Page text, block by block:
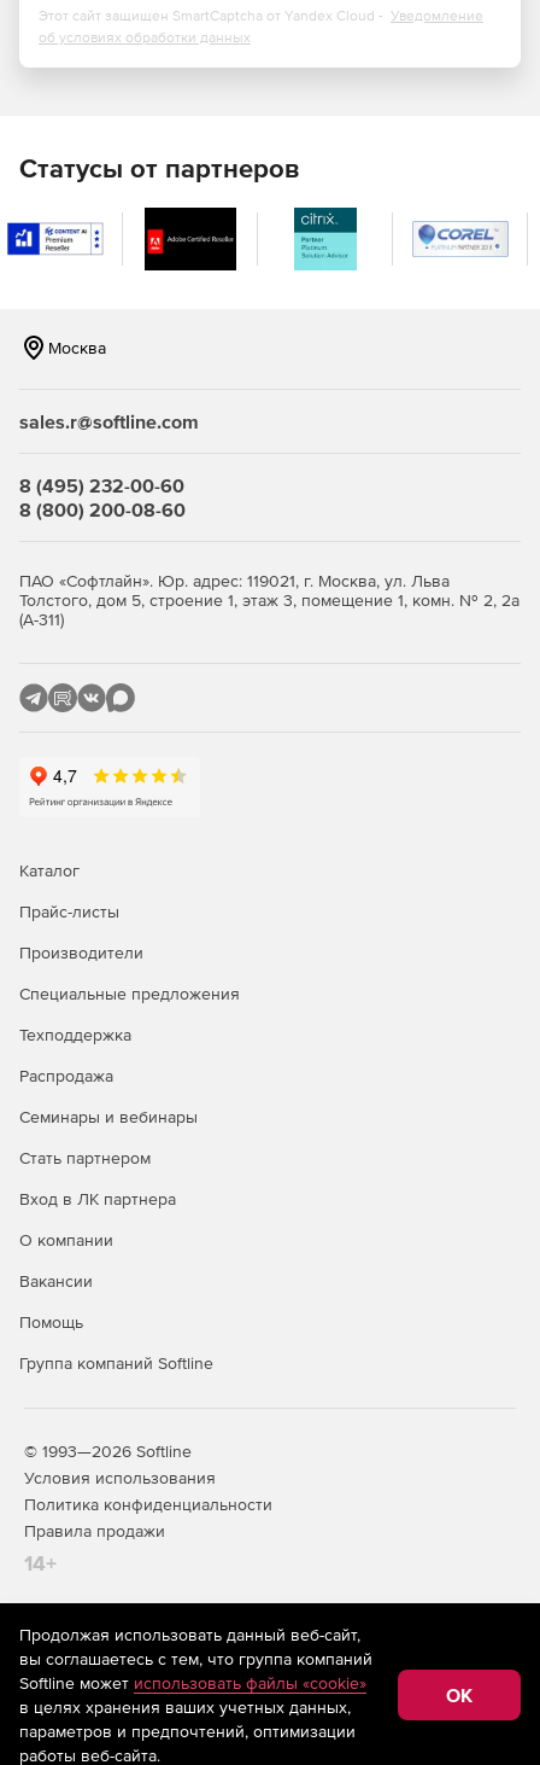
Этот сайт защищен SmartCaptcha от Yandex Cloud - Уведомление
об условиях обработки данных
Статусы от партнеров
Москва
sales.r@softline.com
8 (495) 232-00-60
8 (800) 200-08-60
ПАО «Софтлайн». Юр. адрес: 119021, г. Москва, ул. Льва
Толстого, дом 5, строение 1, этаж 3, помещение 1, комн. № 2, 2а
(А-311)
Каталог
Прайс-листы
Производители
Специальные предложения
Техподдержка
Распродажа
Семинары и вебинары
Стать партнером
Вход в ЛК партнера
О компании
Вакансии
Помощь
Группа компаний Softline
© 1993—2026 Softline
Условия использования
Политика конфиденциальности
Правила продажи
14+
На информационном ресурсе store.softline.ru применяются
рекомендательные технологии(информационные технологии
предоставления информации на основе сбора,
систематизации и анализа сведений, относящихся к
предпочтениям пользователей сети «Интернет»,
находящихся на территории Российской Федерации)
Продолжая использовать данный веб-сайт,
вы соглашаетесь с тем, что группа компаний
Softline может использовать файлы «cookie»
в целях хранения ваших учетных данных,
параметров и предпочтений, оптимизации
работы веб-сайта.
OK